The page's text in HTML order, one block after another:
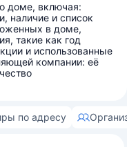
доме, включая:
наличие и список
в доме,
такие как год
и использованные
компании: её
по адресу